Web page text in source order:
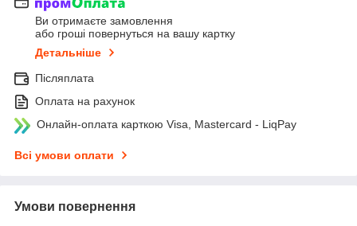
Ви отримаєте замовлення
або гроші повернуться на вашу картку
Детальніше
Післяплата
Оплата на рахунок
Онлайн-оплата карткою Visa, Mastercard - LiqPay
Всі умови оплати
Умови повернення